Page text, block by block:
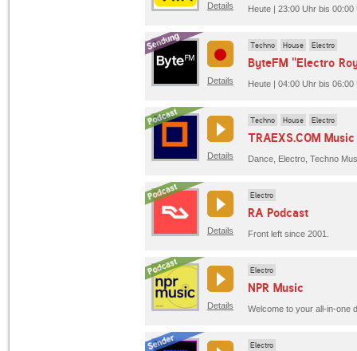
Details Heute | 23:00 Uhr bis
Details
Techno House Electro
ByteFM "Electro
Heute | 04:00 Uhr bis
Details
Techno House Electro
TRAEXS.COM
Details
Electro
RA Podcast
Front left since 2001.
Details
Electro
NPR Music
Electro